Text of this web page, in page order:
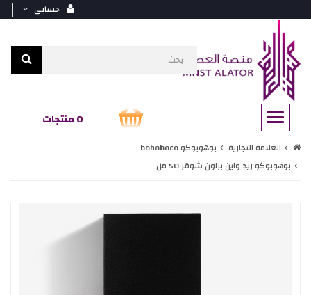
حسابي
0 منتجات
العلامة التجارية
بوهوبوكو bohoboco
بوهوبوكو ريد واين براون شوقر 50 مل